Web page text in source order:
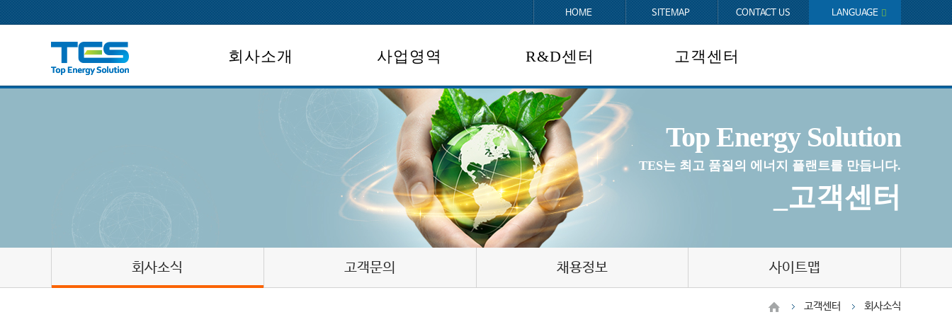
HOME SITEMAP CONTACT US LANGUAGE
회사소개 사업영역
에너지사업
- 폐열회수/신재생에너지설비
- 사업실적
환경사업
- 폐기물소각/대기오염방지설비
- 사업실적
에너지/환경 사업개발
- 사업개발
R&D센터
보유기술
연구개발 및 특허
고객센터
고객문의
채용정보
사이트맵
Top Energy Solution
TES는 최고 품질의 에너지 플랜트를 만듭니다.
_고객센터
회사소식 고객문의 채용정보 사이트맵
고객센터 회사소식